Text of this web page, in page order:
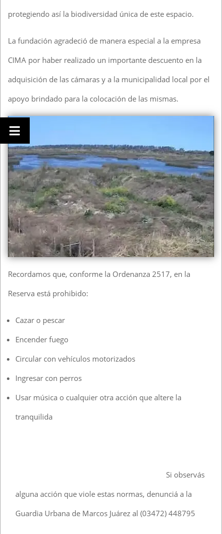
protegiendo así la biodiversidad única de este espacio.
La fundación agradeció de manera especial a la empresa
CIMA por haber realizado un importante descuento en la
adquisición de las cámaras y a la municipalidad local por el
apoyo brindado para la colocación de las mismas.
Recordamos que, conforme la Ordenanza 2517, en la
Reserva está prohibido:
Cazar o pescar
Encender fuego
Circular con vehículos motorizados
Ingresar con perros
Usar música o cualquier otra acción que altere la
tranquilida
Si observás
alguna acción que viole estas normas, denunciá a la
Guardia Urbana de Marcos Juárez al (03472) 448795